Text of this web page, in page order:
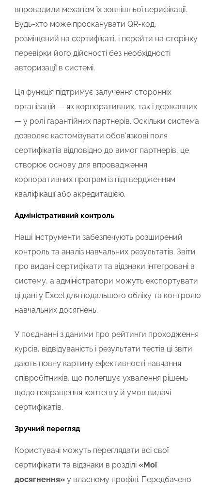
впровадили механізм їх зовнішньої верифікації.
Будь-хто може просканувати QR-код,
розміщений на сертифікаті, і перейти на сторінку
перевірки його дійсності без необхідності
авторизації в системі.
Ця функція підтримує залучення сторонніх
організацій — як корпоративних, так і державних
— у ролі гарантійних партнерів. Оскільки система
дозволяє кастомізувати обов’язкові поля
сертифікатів відповідно до вимог партнерів, це
створює основу для впровадження
корпоративних програм із підтвердженням
кваліфікації або акредитацією.
Адміністративний контроль
Наші інструменти забезпечують розширений
контроль та аналіз навчальних результатів. Звіти
про видані сертифікати та відзнаки інтегровані в
систему, а адміністратори можуть експортувати
ці дані у Excel для подальшого обліку та контролю
навчальних досягнень.
У поєднанні з даними про рейтинги проходження
курсів, відвідуваність і результати тестів ці звіти
дають повну картину ефективності навчання
співробітників, що полегшує ухвалення рішень
щодо покращення контенту й умов видачі
сертифікатів.
Зручний перегляд
Користувачі можуть переглядати всі свої
сертифікати та відзнаки в розділі «Мої
досягнення»у власному профілі. Передбачено